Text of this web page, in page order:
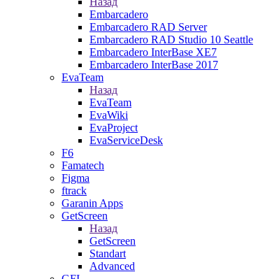
Embarcadero
Embarcadero RAD Server
Embarcadero RAD Studio 10 Seattle
Embarcadero InterBase XE7
Embarcadero InterBase 2017
EvaTeam
Назад
EvaTeam
EvaWiki
EvaProject
EvaServiceDesk
F6
Famatech
Figma
ftrack
Garanin Apps
GetScreen
Назад
GetScreen
Standart
Advanced